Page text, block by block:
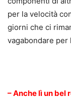
per la velocità
giorni che ci
vagabondare per
– Anche lì un bel